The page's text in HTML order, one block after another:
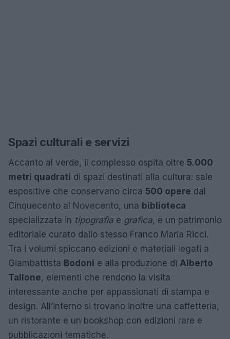
Spazi culturali e servizi
Accanto al verde, il complesso ospita oltre 5.000
metri quadrati di spazi destinati alla cultura: sale
espositive che conservano circa 500 opere dal
Cinquecento al Novecento, una biblioteca
specializzata in tipografia e grafica, e un patrimonio
editoriale curato dallo stesso Franco Maria Ricci.
Tra i volumi spiccano edizioni e materiali legati a
Giambattista Bodoni e alla produzione di Alberto
Tallone, elementi che rendono la visita
interessante anche per appassionati di stampa e
design. All’interno si trovano inoltre una caffetteria,
un ristorante e un bookshop con edizioni rare e
pubblicazioni tematiche.